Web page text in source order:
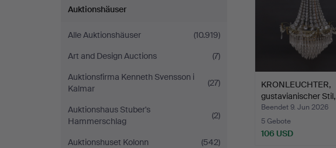
Auktionshäuser
Alle Auktionshäuser
(10.919)
Art and Design Auctions
(7)
Auktionsfirma Kenneth Svensson i
Kalmar
(27)
Auktionshaus Stuber's
Hammerschlag
(2)
Auktionshuset Kolonn
(542)
KRONLEUCHTER,
gustavianischer Stil,
zweite…
Beendet 9. Jun 2026
5 Gebote
106 USD